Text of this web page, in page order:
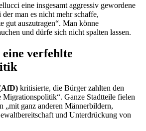
eine insgesamt aggressiv gewordene
man es nicht mehr schaffe,
gut auszutragen“. Man könne
und dürfe sich nicht spalten lassen.
verfehlte
kritisierte, die Bürger zahlten den
Migrationspolitik“. Ganze Stadtteile fielen
„mit ganz anderen Männerbildern,
und Unterdrückung von